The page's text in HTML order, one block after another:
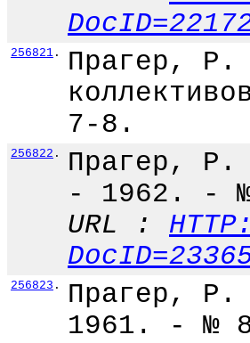
256821 .
Прагер, Р.
7-8.
256822 .
Прагер, Р.
- 1962. -
URL :
256823 .
Прагер, Р.
1961. - №